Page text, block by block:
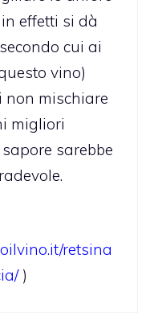
effetti si dà
cui ai
vino)
non mischiare
migliori
sarebbe
retsina
)